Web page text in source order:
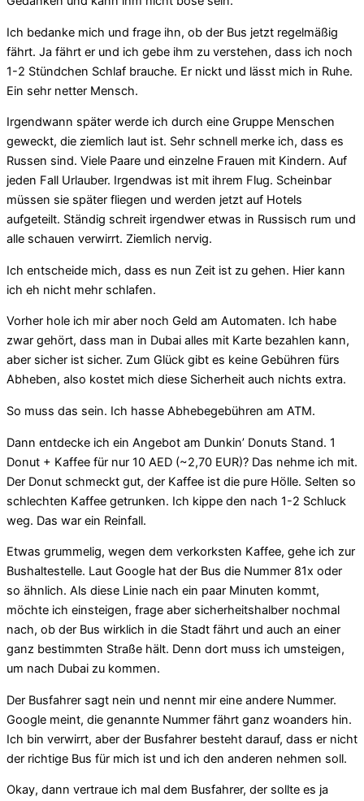
Ich bedanke mich und frage ihn, ob der Bus jetzt regelmäßig
fährt. Ja fährt er und ich gebe ihm zu verstehen, dass ich noch
1-2 Stündchen Schlaf brauche. Er nickt und lässt mich in Ruhe.
Ein sehr netter Mensch.
Irgendwann später werde ich durch eine Gruppe Menschen
geweckt, die ziemlich laut ist. Sehr schnell merke ich, dass es
Russen sind. Viele Paare und einzelne Frauen mit Kindern. Auf
jeden Fall Urlauber. Irgendwas ist mit ihrem Flug. Scheinbar
müssen sie später fliegen und werden jetzt auf Hotels
aufgeteilt. Ständig schreit irgendwer etwas in Russisch rum und
alle schauen verwirrt. Ziemlich nervig.
Ich entscheide mich, dass es nun Zeit ist zu gehen. Hier kann
ich eh nicht mehr schlafen.
Vorher hole ich mir aber noch Geld am Automaten. Ich habe
zwar gehört, dass man in Dubai alles mit Karte bezahlen kann,
aber sicher ist sicher. Zum Glück gibt es keine Gebühren fürs
Abheben, also kostet mich diese Sicherheit auch nichts extra.
So muss das sein. Ich hasse Abhebegebühren am ATM.
Dann entdecke ich ein Angebot am Dunkin’ Donuts Stand. 1
Donut + Kaffee für nur 10 AED (~2,70 EUR)? Das nehme ich mit.
Der Donut schmeckt gut, der Kaffee ist die pure Hölle. Selten so
schlechten Kaffee getrunken. Ich kippe den nach 1-2 Schluck
weg. Das war ein Reinfall.
Etwas grummelig, wegen dem verkorksten Kaffee, gehe ich zur
Bushaltestelle. Laut Google hat der Bus die Nummer 81x oder
so ähnlich. Als diese Linie nach ein paar Minuten kommt,
möchte ich einsteigen, frage aber sicherheitshalber nochmal
nach, ob der Bus wirklich in die Stadt fährt und auch an einer
ganz bestimmten Straße hält. Denn dort muss ich umsteigen,
um nach Dubai zu kommen.
Der Busfahrer sagt nein und nennt mir eine andere Nummer.
Google meint, die genannte Nummer fährt ganz woanders hin.
Ich bin verwirrt, aber der Busfahrer besteht darauf, dass er nicht
der richtige Bus für mich ist und ich den anderen nehmen soll.
Okay, dann vertraue ich mal dem Busfahrer, der sollte es ja